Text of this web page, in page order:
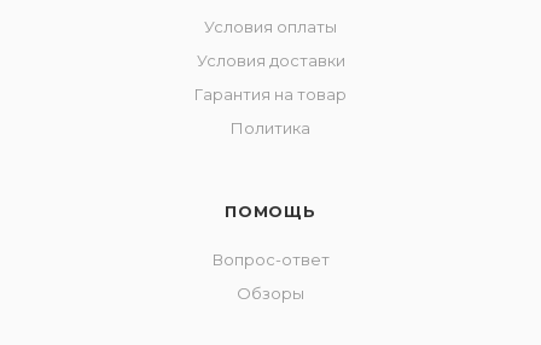
Условия оплаты
Условия доставки
Гарантия на товар
Политика
ПОМОЩЬ
Вопрос-ответ
Обзоры